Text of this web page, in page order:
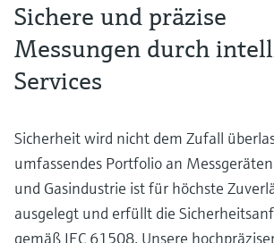
Sichere und präzise
Messungen durch
Services
Sicherheit wird nicht dem Zufall
umfassendes Portfolio an
und Gasindustrie ist für höchste
ausgelegt und erfüllt die
gemäß IEC 61508. Unsere